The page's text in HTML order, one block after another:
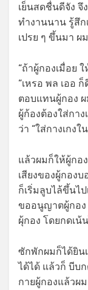
เย็นสดชื่นดีจัง จึ
ทำงานนาน รู้สึก
เปรย ๆ ขึ้นมา ผ
“ถ้าผู้กองเมื่อย
“เหรอ พล เออ
ตอบแทนผู้กอง
ผู้ก้องต้องใส่กา
ว่า “ใส่กางเกง
แล้วผมก็ให้ผู้กอ
เสียงของผู้กอง
ก็เริ่มลูบไล้ขึ้นไ
ขออนูญาตผู้กอง
ผุ้กอง โดยกดเน้
ซักพักผมก็ได้ยิน
ได้ได้ แล้วก็ บีบ
กายผู้กองแล้วผ